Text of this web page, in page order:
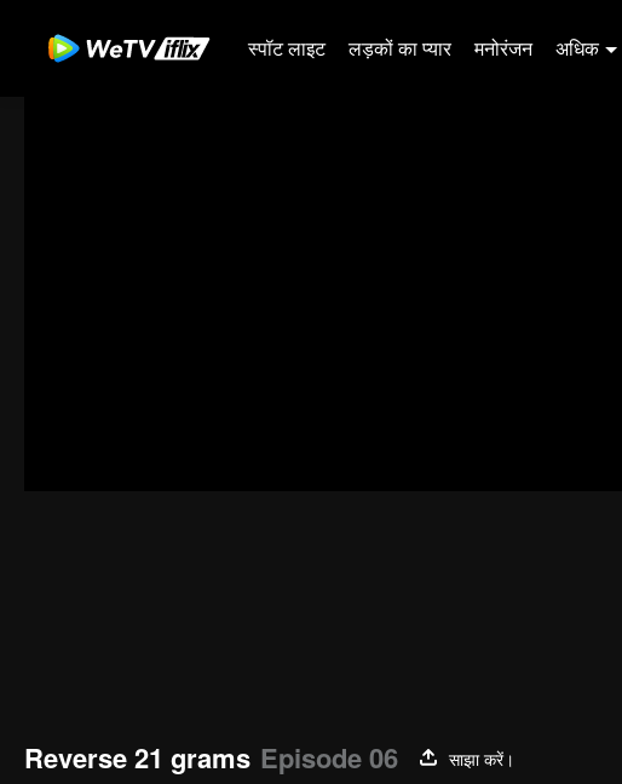
स्पॉट लाइट लड़कों का प्यार मनोरंजन अधिक
Reverse 21 grams Episode 06
साझा करें।